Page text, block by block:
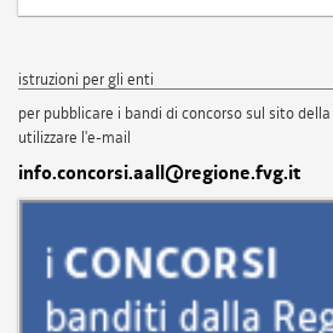
istruzioni per gli enti
per pubblicare i bandi di concorso sul sito
utilizzare l'e-mail
info.concorsi.aall@regione.fvg.it